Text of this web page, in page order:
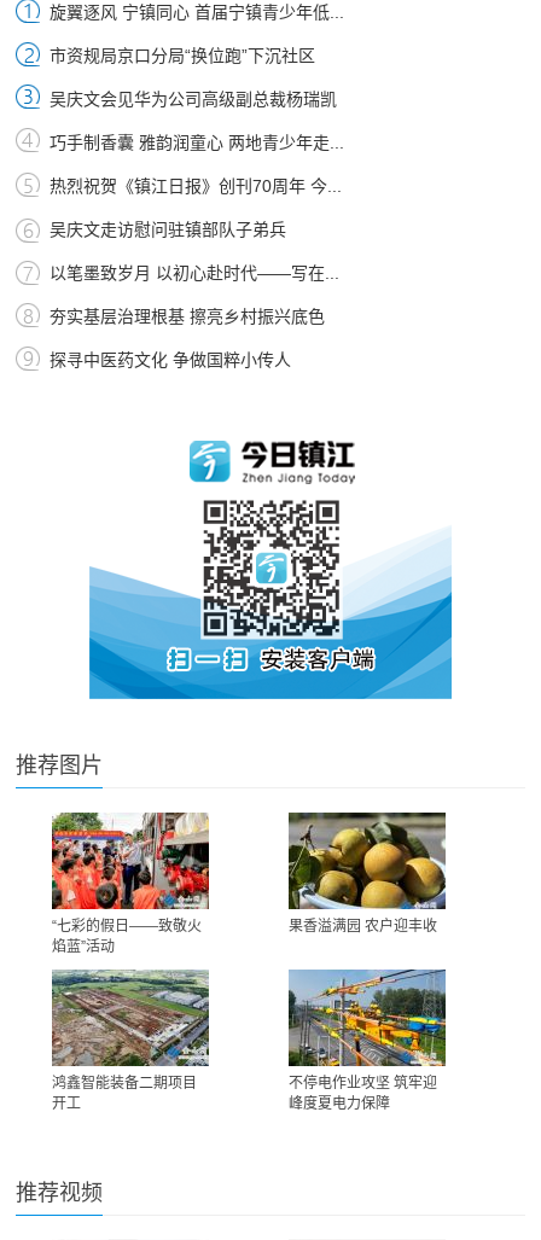
旋翼逐风 宁镇同心 首届宁镇青少年低...
市资规局京口分局“换位跑”下沉社区
吴庆文会见华为公司高级副总裁杨瑞凯
巧手制香囊 雅韵润童心 两地青少年走...
热烈祝贺《镇江日报》创刊70周年 今...
吴庆文走访慰问驻镇部队子弟兵
以笔墨致岁月 以初心赴时代——写在...
夯实基层治理根基 擦亮乡村振兴底色
探寻中医药文化 争做国粹小传人
推荐图片
“七彩的假日——致敬火
焰蓝”活动
果香溢满园 农户迎丰收
鸿鑫智能装备二期项目
开工
不停电作业攻坚 筑牢迎
峰度夏电力保障
推荐视频